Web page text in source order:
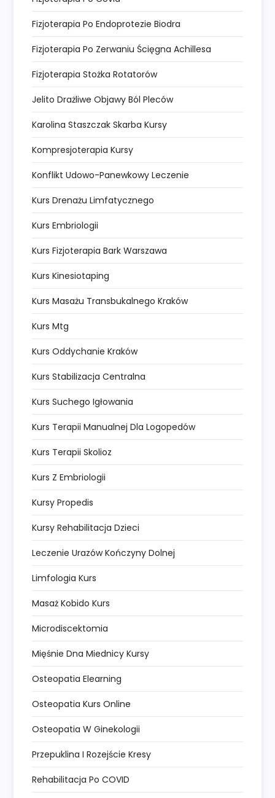
Fizjoterapia Po Endoprotezie Biodra
Fizjoterapia Po Zerwaniu Ścięgna Achillesa
Fizjoterapia Stożka Rotatorów
Jelito Drażliwe Objawy Ból Pleców
Karolina Staszczak Skarba Kursy
Kompresjoterapia Kursy
Konflikt Udowo-Panewkowy Leczenie
Kurs Drenażu Limfatycznego
Kurs Embriologii
Kurs Fizjoterapia Bark Warszawa
Kurs Kinesiotaping
Kurs Masażu Transbukalnego Kraków
Kurs Mtg
Kurs Oddychanie Kraków
Kurs Stabilizacja Centralna
Kurs Suchego Igłowania
Kurs Terapii Manualnej Dla Logopedów
Kurs Terapii Skolioz
Kurs Z Embriologii
Kursy Propedis
Kursy Rehabilitacja Dzieci
Leczenie Urazów Kończyny Dolnej
Limfologia Kurs
Masaż Kobido Kurs
Microdiscektomia
Mięśnie Dna Miednicy Kursy
Osteopatia Elearning
Osteopatia Kurs Online
Osteopatia W Ginekologii
Przepuklina I Rozejście Kresy
Rehabilitacja Po COVID